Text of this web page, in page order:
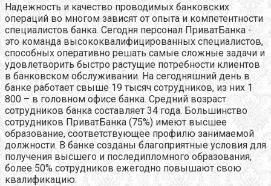
Надежность и качество проводимых банковских
операций во многом зависят от опыта и компетентности
специалистов банка. Сегодня персонал ПриватБанка -
это команда высококвалифицированных специалистов,
способных оперативно решать самые сложные задачи и
удовлетворить быстро растущие потребности клиентов
в банковском обслуживании. На сегодняшний день в
банке работает свыше 19 тысяч сотрудников, из них 1
800 – в головном офисе банка. Средний возраст
сотрудников банка составляет 34 года. Большинство
сотрудников ПриватБанка (75%) имеют высшее
образование, соответствующее профилю занимаемой
должности. В банке созданы благоприятные условия для
получения высшего и последипломного образования,
более 50% сотрудников ежегодно повышают свою
квалификацию.